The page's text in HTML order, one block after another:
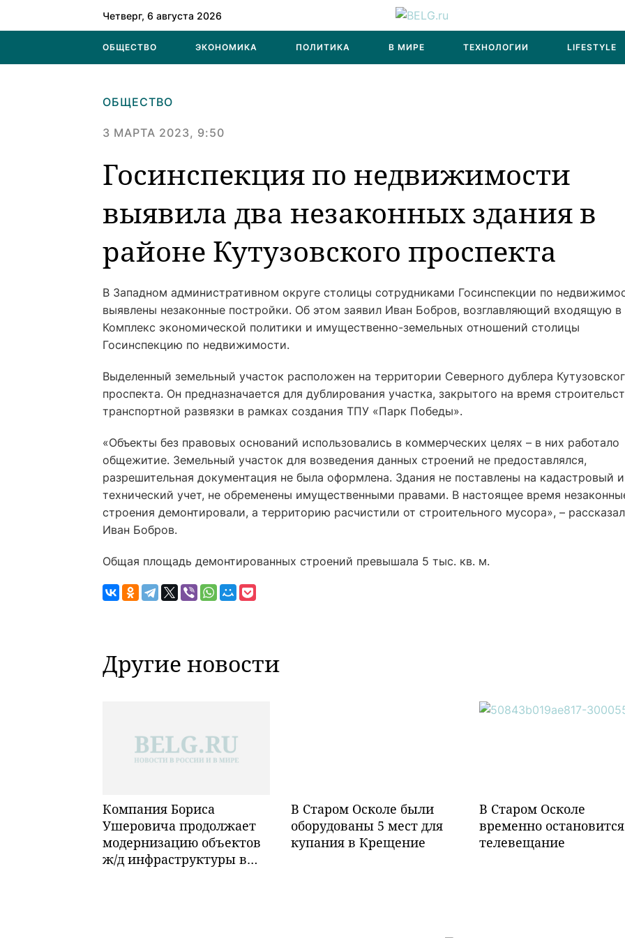
Четверг, 6 августа 2026
ОБЩЕСТВО ЭКОНОМИКА ПОЛИТИКА В МИРЕ ТЕХНОЛОГИИ LIFESTYLE
ОБЩЕСТВО
3 МАРТА 2023, 9:50
Госинспекция по недвижимости
выявила два незаконных здания в
районе Кутузовского проспекта
В Западном административном округе столицы сотрудниками Госинспекции по
выявлены незаконные постройки. Об этом заявил Иван Бобров, возглавляющий входящую в
Комплекс экономической политики и имущественно-земельных отношений столицы
Госинспекцию по недвижимости.
Выделенный земельный участок расположен на территории Северного дублера
проспекта. Он предназначается для дублирования участка, закрытого на время
транспортной развязки в рамках создания ТПУ «Парк Победы».
«Объекты без правовых оснований использовались в коммерческих целях – в них работало
общежитие. Земельный участок для возведения данных строений не предоставлялся,
разрешительная документация не была оформлена. Здания не поставлены на кадастровый и
технический учет, не обременены имущественными правами. В настоящее время
строения демонтировали, а территорию расчистили от строительного мусора», – рассказал
Иван Бобров.
Общая площадь демонтированных строений превышала 5 тыс. кв. м.
Другие новости
Компания Бориса
Ушеровича продолжает
модернизацию объектов
ж/д инфраструктуры в
В Старом Осколе были
оборудованы 5 мест для
купания в Крещение
В Старом Осколе
временно остановится
телевещание